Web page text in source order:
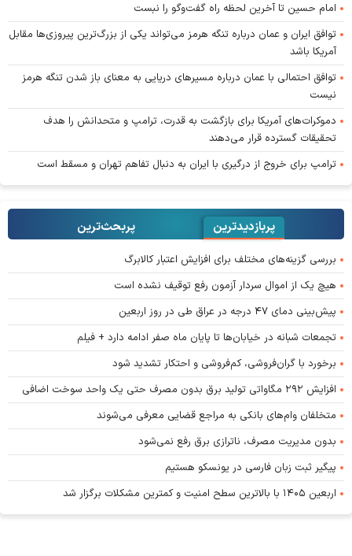
امام حسین تا آخرین لحظه راه گفت‌و‌گو را نبست
توافق ایران و عمان درباره تنگه هرمز می‌تواند یکی از بزرگ‌ترین پیروزی‌ها مقابل
آمریکا باشد
توافق احتمالی با عمان درباره مسیر‌های دریایی به معنای باز شدن تنگه هرمز
نیست
دموکرات‌های آمریکا برای بازگشت به قدرت، ترامپ و متحدانش را هدف
تحقیقات گسترده قرار می‌دهند
ترامپ برای خروج از درگیری با ایران به دنبال تفاهم تهران و مسقط است
پربازدیدترین پربحث‌ترین‌
بررسی گزینه‌های مختلف برای افزایش اعتبار کالابرگ
هیچ یک از اموال سردار آزمون رفع توقیف نشده است
پیش‌بینی دمای ۴۷ درجه در عراق طی در روز اربعین
تجمعات شبانه در خیابان‌ها تا پایان ماه صفر ادامه دارد + فیلم
برخورد با گران‌فروشی، کم‌فروشی و احتکار تشدید شود
افزایش ۲۹۲ مگاواتی تولید برق بدون مصرف حتی یک واحد سوخت اضافی
متخلفان وام‌های بانکی به مراجع قضایی معرفی می‌شوند
بدون مدیریت مصرف، ناترازی برق رفع نمی‌شود
پیگیر ثبت زبان فارسی در یونسکو هستیم
اربعین ۱۴۰۵ با بالاترین سطح امنیت و کمترین مشکلات برگزار شد